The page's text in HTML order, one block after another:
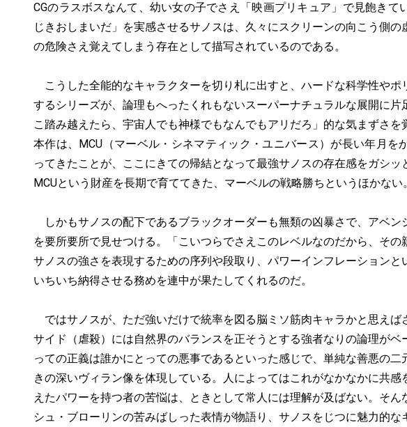
CGのラスボスなんて、幼い女の子でさえ「映画プリキュア」で見飽きて
じきおしまいだ」を実感させるサノスは、久々にスクリーンの向こう側
の危険さえ覚えてしまう存在として描写されているのである。
こうした全能的なキャラクターを切り札に出すと、ハードな科学性やポ
するシリーズが、論理もへったくれもないスーパーナチュラルな展開に片
こ踏み越えたら、宇宙人でも神様でもなんでもアリだろ」的な気まずさを
本作は、MCU（マーベル・シネマティック・ユニバース）が長い年月を
ってきたことが、ここにきての帰結となって最強サノスの存在感をガシッ
MCUという財産を長期で育ててきた、マーベルの戦略勝ちというほかない。
しかもサノスの配下であるブラックオーダーも無類の凶暴さで、アベン
を要所要所で見せつける。「こいつらでさえこのレベルなのだから、その
サノスの強さを表現するための序列や段取り、パワーインフレーションと
いちいち納得させる務めを連中が果たしてくれるのだ。
ではサノスが、ただ強いだけで統率を図る脳ミソ筋肉キャラかと思えば
サイド（虐殺）には自然界のバランスを正そうとする強者なりの論理がベ
っての正義は誰かにとっての悪事であるといった感じで、単純な善悪の
きの深いヴィラン像を体現している。人によってはこれがなかなかに共感
えたパワーを持つ者の苦悩は、ときとして常人には理解が及ばない。そん
シュ・ブローリンの苦みばしった表情が物語り、サノスをじつに魅力的